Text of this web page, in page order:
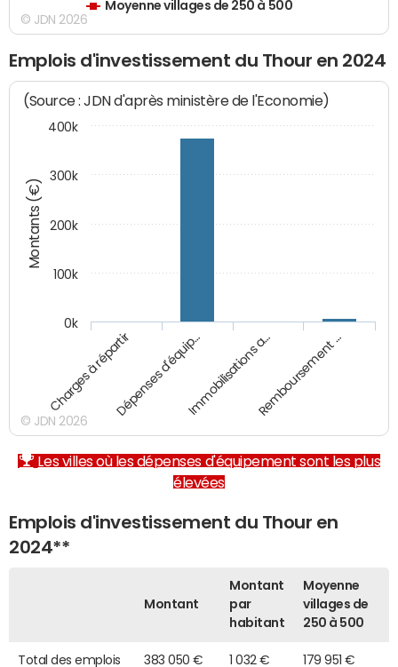
Moyenne villages de 250 à 500
© JDN 2026
Emplois d'investissement du Thour en 2024
Montants (€)
(Source : JDN d'après ministère de l'Economie)
Charges à répartirDépenses d'équip…Immobilisations a…Remboursement …
0k
100k
200k
300k
400k
© JDN 2026
Les villes où les dépenses d'équipement sont les plus
élevées
Emplois d'investissement du Thour en
2024**
Montant
Montant
par
habitant
Moyenne
villages de
250 à 500
Total des emplois
383 050 € 1 032 € 179 951 €